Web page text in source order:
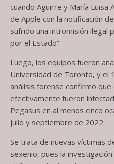
cuando Aguirre y María Luisa
de Apple con la notificación
sufrido una intromisión ilegal
por el Estado”.
Luego, los equipos fueron
Universidad de Toronto, y el
análisis forense confirmó
efectivamente fueron
Pegasus en al menos cinco
julio y septiembre de 2022.
Se trata de nuevas víctimas
sexenio, pues la